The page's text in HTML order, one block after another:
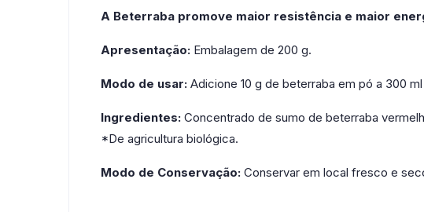
A Beterraba promove maior resistência e maior
Apresentação: Embalagem de 200 g.
Modo de usar: Adicione 10 g de beterraba em pó a 300
Ingredientes: Concentrado de sumo de beterraba
*De agricultura biológica.
Modo de Conservação: Conservar em local fresco e